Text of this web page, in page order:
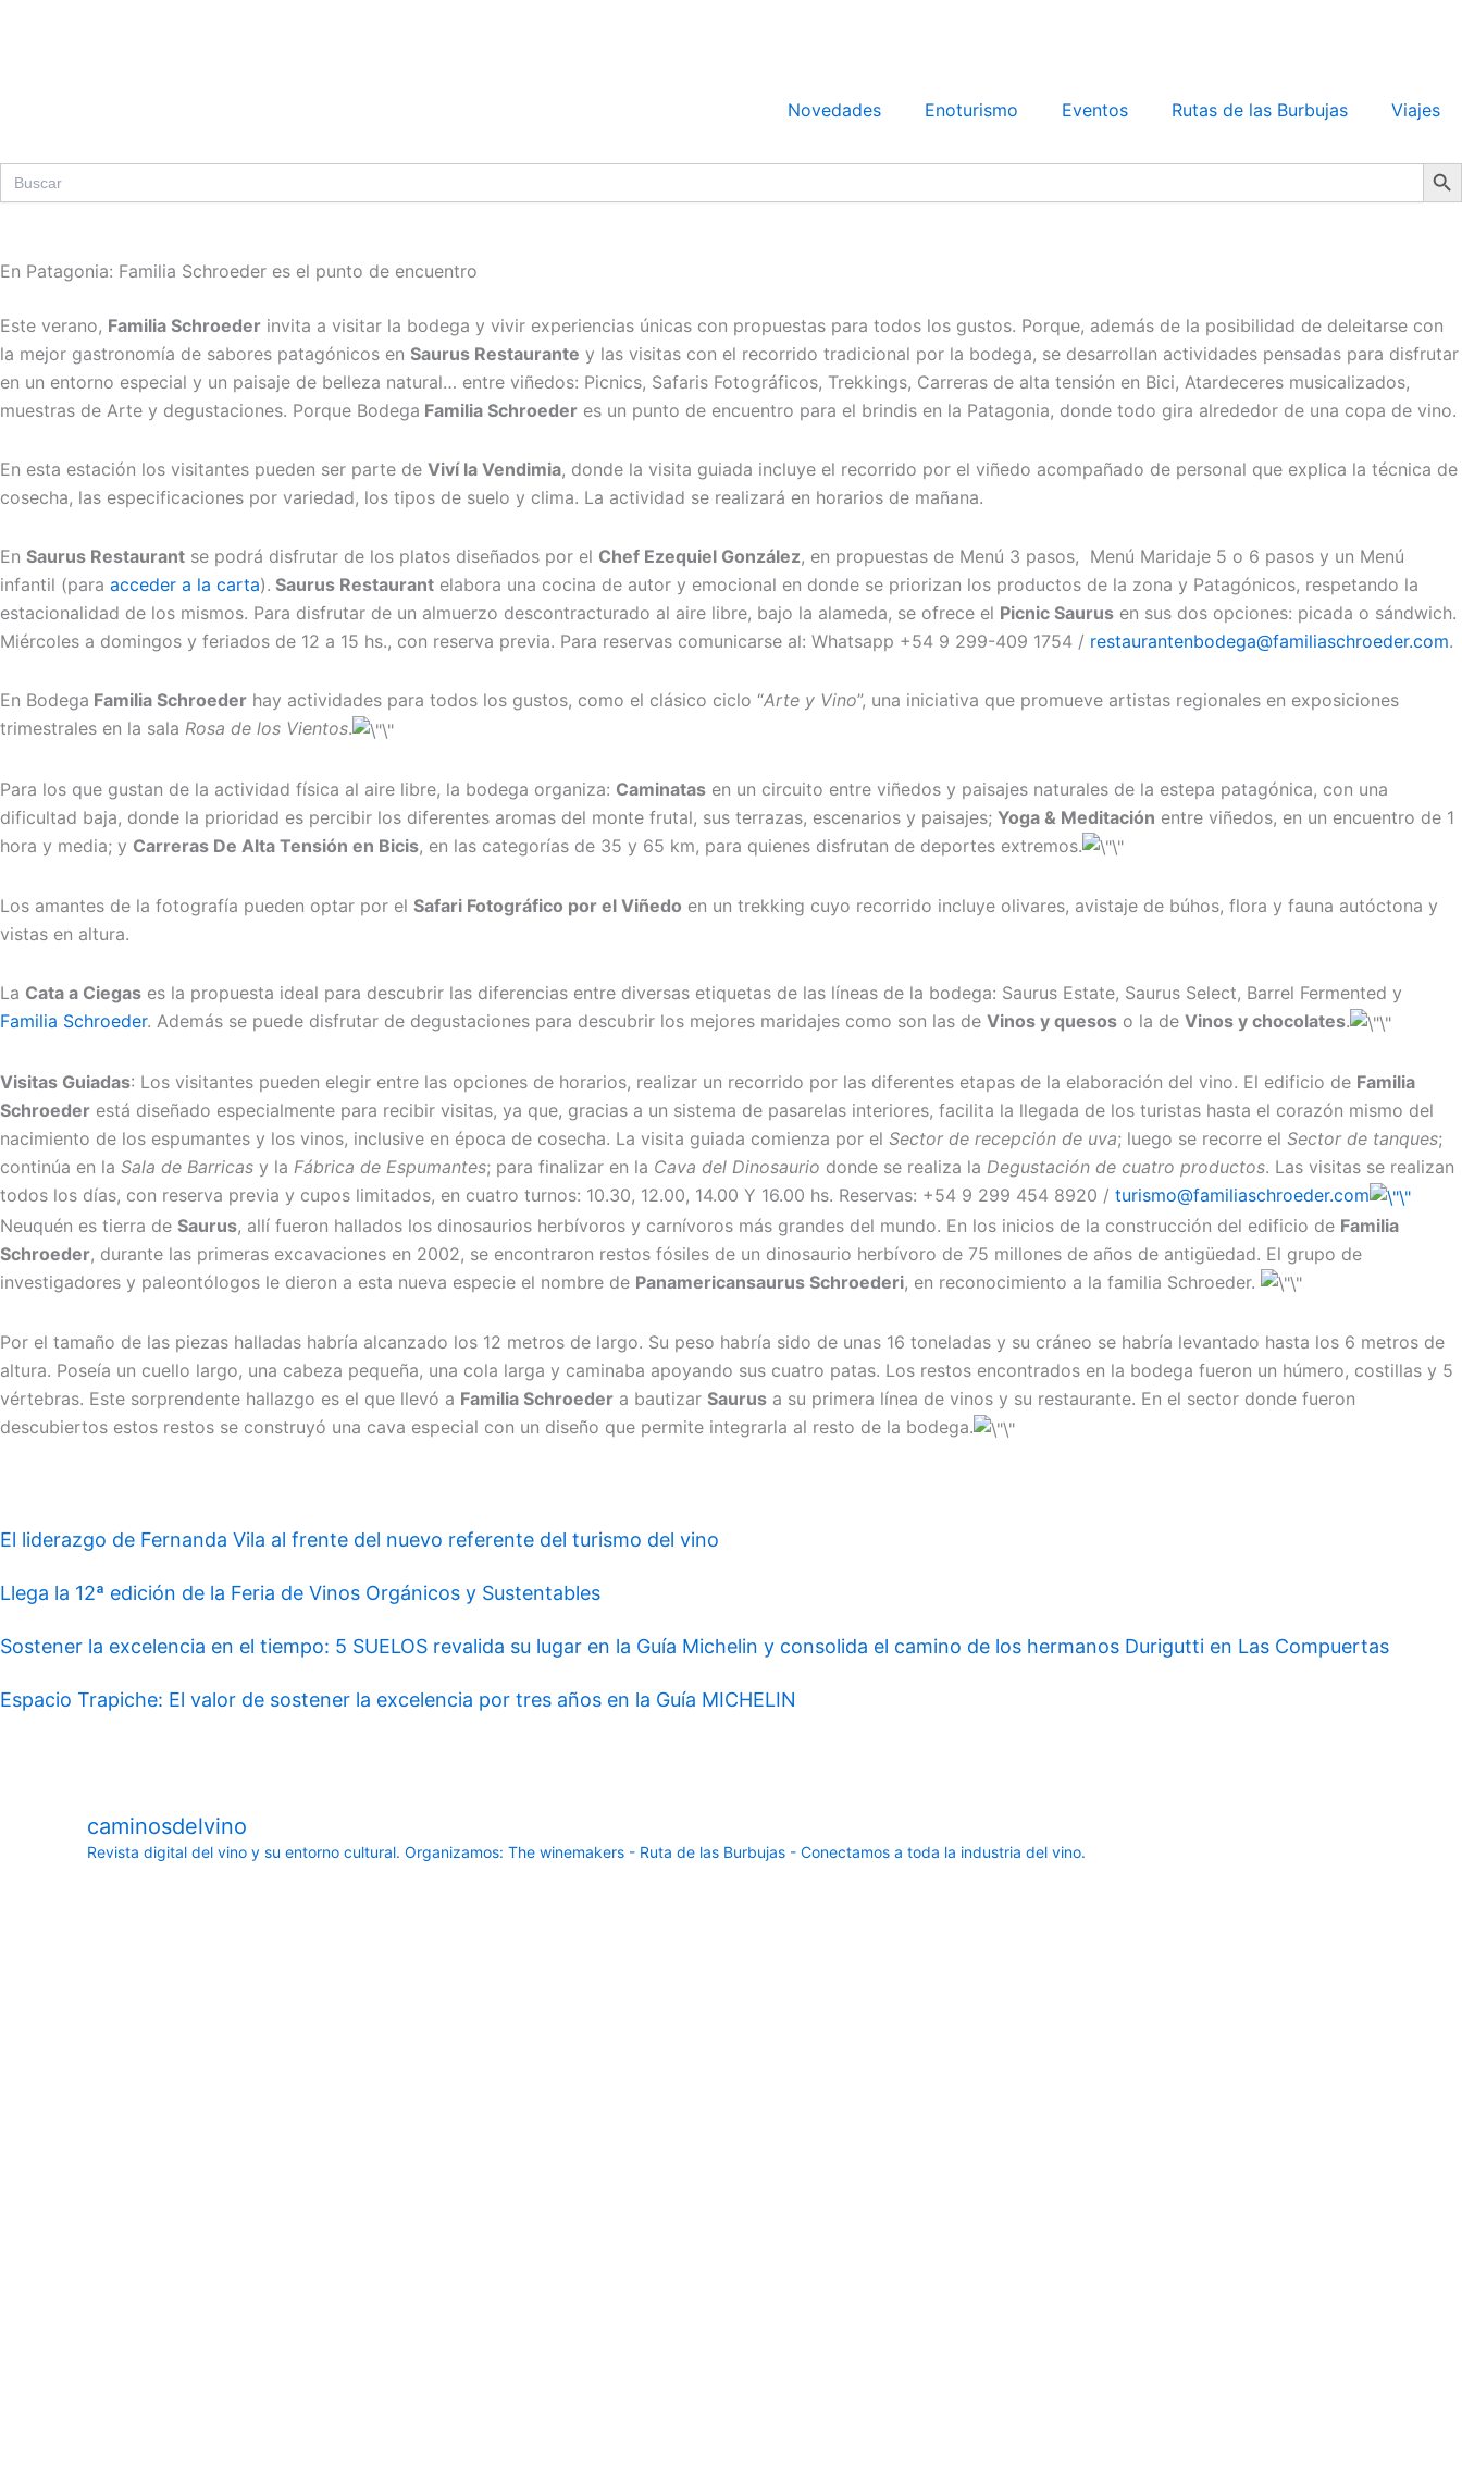
Novedades
Enoturismo Eventos Rutas de las Burbujas Viajes
Search
for:
Search
En Patagonia: Familia Schroeder es el punto de encuentro
Este verano, Familia Schroeder invita a visitar la bodega y vivir experiencias únicas con propuestas para todos los gustos. Porque, además de la posibilidad de deleitarse con
la mejor gastronomía de sabores patagónicos en Saurus Restaurante y las visitas con el recorrido tradicional por la bodega, se desarrollan actividades pensadas para disfrutar
en un entorno especial y un paisaje de belleza natural… entre viñedos: Picnics, Safaris Fotográficos, Trekkings, Carreras de alta tensión en Bici, Atardeceres musicalizados,
muestras de Arte y degustaciones. Porque Bodega Familia Schroeder es un punto de encuentro para el brindis en la Patagonia, donde todo gira alrededor de una copa de vino.
En esta estación los visitantes pueden ser parte de Viví la Vendimia, donde la visita guiada incluye el recorrido por el viñedo acompañado de personal que explica la técnica de
cosecha, las especificaciones por variedad, los tipos de suelo y clima. La actividad se realizará en horarios de mañana.
En Saurus Restaurant se podrá disfrutar de los platos diseñados por el Chef Ezequiel González, en propuestas de Menú 3 pasos, Menú Maridaje 5 o 6 pasos y un Menú
infantil (para acceder a la carta). Saurus Restaurant elabora una cocina de autor y emocional en donde se priorizan los productos de la zona y Patagónicos, respetando la
estacionalidad de los mismos. Para disfrutar de un almuerzo descontracturado al aire libre, bajo la alameda, se ofrece el Picnic Saurus en sus dos opciones: picada o sándwich.
Miércoles a domingos y feriados de 12 a 15 hs., con reserva previa. Para reservas comunicarse al: Whatsapp +54 9 299-409 1754 / restaurantenbodega@familiaschroeder.com.
En Bodega Familia Schroeder hay actividades para todos los gustos, como el clásico ciclo “Arte y Vino”, una iniciativa que promueve artistas regionales en exposiciones
trimestrales en la sala Rosa de los Vientos.
Para los que gustan de la actividad física al aire libre, la bodega organiza: Caminatas en un circuito entre viñedos y paisajes naturales de la estepa patagónica, con una
dificultad baja, donde la prioridad es percibir los diferentes aromas del monte frutal, sus terrazas, escenarios y paisajes; Yoga & Meditación entre viñedos, en un encuentro de 1
hora y media; y Carreras De Alta Tensión en Bicis, en las categorías de 35 y 65 km, para quienes disfrutan de deportes extremos.
Los amantes de la fotografía pueden optar por el Safari Fotográfico por el Viñedo en un trekking cuyo recorrido incluye olivares, avistaje de búhos, flora y fauna autóctona y
vistas en altura.
La Cata a Ciegas es la propuesta ideal para descubrir las diferencias entre diversas etiquetas de las líneas de la bodega: Saurus Estate, Saurus Select, Barrel Fermented y
Familia Schroeder. Además se puede disfrutar de degustaciones para descubrir los mejores maridajes como son las de Vinos y quesos o la de Vinos y chocolates.
Visitas Guiadas: Los visitantes pueden elegir entre las opciones de horarios, realizar un recorrido por las diferentes etapas de la elaboración del vino. El edificio de Familia
Schroeder está diseñado especialmente para recibir visitas, ya que, gracias a un sistema de pasarelas interiores, facilita la llegada de los turistas hasta el corazón mismo del
nacimiento de los espumantes y los vinos, inclusive en época de cosecha. La visita guiada comienza por el Sector de recepción de uva; luego se recorre el Sector de tanques;
continúa en la Sala de Barricas y la Fábrica de Espumantes; para finalizar en la Cava del Dinosaurio donde se realiza la Degustación de cuatro productos. Las visitas se realizan
todos los días, con reserva previa y cupos limitados, en cuatro turnos: 10.30, 12.00, 14.00 Y 16.00 hs. Reservas: +54 9 299 454 8920 / turismo@familiaschroeder.com
Neuquén es tierra de Saurus, allí fueron hallados los dinosaurios herbívoros y carnívoros más grandes del mundo. En los inicios de la construcción del edificio de Familia
Schroeder, durante las primeras excavaciones en 2002, se encontraron restos fósiles de un dinosaurio herbívoro de 75 millones de años de antigüedad. El grupo de
investigadores y paleontólogos le dieron a esta nueva especie el nombre de Panamericansaurus Schroederi, en reconocimiento a la familia Schroeder.
Por el tamaño de las piezas halladas habría alcanzado los 12 metros de largo. Su peso habría sido de unas 16 toneladas y su cráneo se habría levantado hasta los 6 metros de
altura. Poseía un cuello largo, una cabeza pequeña, una cola larga y caminaba apoyando sus cuatro patas. Los restos encontrados en la bodega fueron un húmero, costillas y 5
vértebras. Este sorprendente hallazgo es el que llevó a Familia Schroeder a bautizar Saurus a su primera línea de vinos y su restaurante. En el sector donde fueron
descubiertos estos restos se construyó una cava especial con un diseño que permite integrarla al resto de la bodega.
El liderazgo de Fernanda Vila al frente del nuevo referente del turismo del vino
Llega la 12ª edición de la Feria de Vinos Orgánicos y Sustentables
Sostener la excelencia en el tiempo: 5 SUELOS revalida su lugar en la Guía Michelin y consolida el camino de los hermanos Durigutti en Las Compuertas
Espacio Trapiche: El valor de sostener la excelencia por tres años en la Guía MICHELIN
caminosdelvino
Revista digital del vino y su entorno cultural. Organizamos: The winemakers - Ruta de las Burbujas - Conectamos a toda la industria del vino.